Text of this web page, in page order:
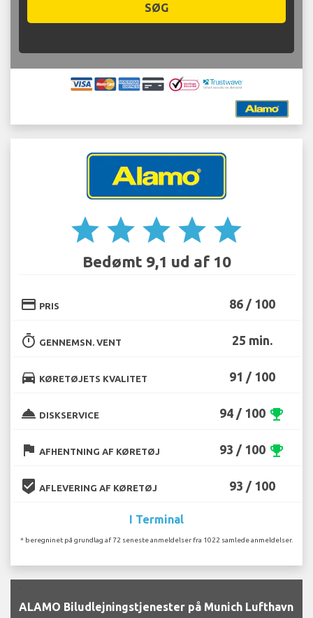
SØG
star star star star star
Bedømt 9,1 ud af 10
credit_card PRIS 86 / 100
timer GENNEMSN. VENT 25 min.
directions_car KØRETØJETS KVALITET 91 / 100
room_service DISKSERVICE 94 / 100 emoji_events
flag AFHENTNING AF KØRETØJ 93 / 100 emoji_events
beenhere AFLEVERING AF KØRETØJ 93 / 100
I Terminal
* beregninet på grundlag af 72 seneste anmeldelser fra 1022 samlede anmeldelser.
ALAMO Biludlejningstjenester på Munich Lufthavn